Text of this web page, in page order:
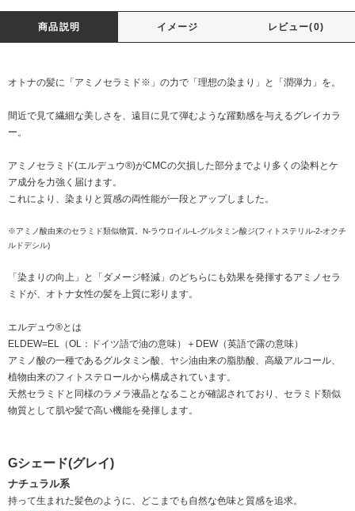
商品説明 イメージ レビュー(0)
オトナの髪に「アミノセラミド※」の力で「理想の染まり」と「潤弾力」を。
間近で見て繊細な美しさを、遠目に見て弾むような躍動感を与えるグレイカラ
ー。
アミノセラミド(エルデュウ®)がCMCの欠損した部分までより多くの染料とケ
ア成分を力強く届けます。
これにより、染まりと質感の両性能が一段とアップしました。
※アミノ酸由来のセラミド類似物質。N-ラウロイル-L-グルタミン酸ジ(フィトステリル-2-オクチ
ルドデシル)
「染まりの向上」と「ダメージ軽減」のどちらにも効果を発揮するアミノセラ
ミドが、オトナ女性の髪を上質に彩ります。
エルデュウ®とは
ELDEW=EL（OL：ドイツ語で油の意味）＋DEW（英語で露の意味）
アミノ酸の一種であるグルタミン酸、ヤシ油由来の脂肪酸、高級アルコール、
植物由来のフィトステロールから構成されています。
天然セラミドと同様のラメラ液晶となることが確認されており、セラミド類似
物質として肌や髪で高い機能を発揮します。
Gシェード(グレイ)
ナチュラル系
持って生まれた髪色のように、どこまでも自然な色味と質感を追求。